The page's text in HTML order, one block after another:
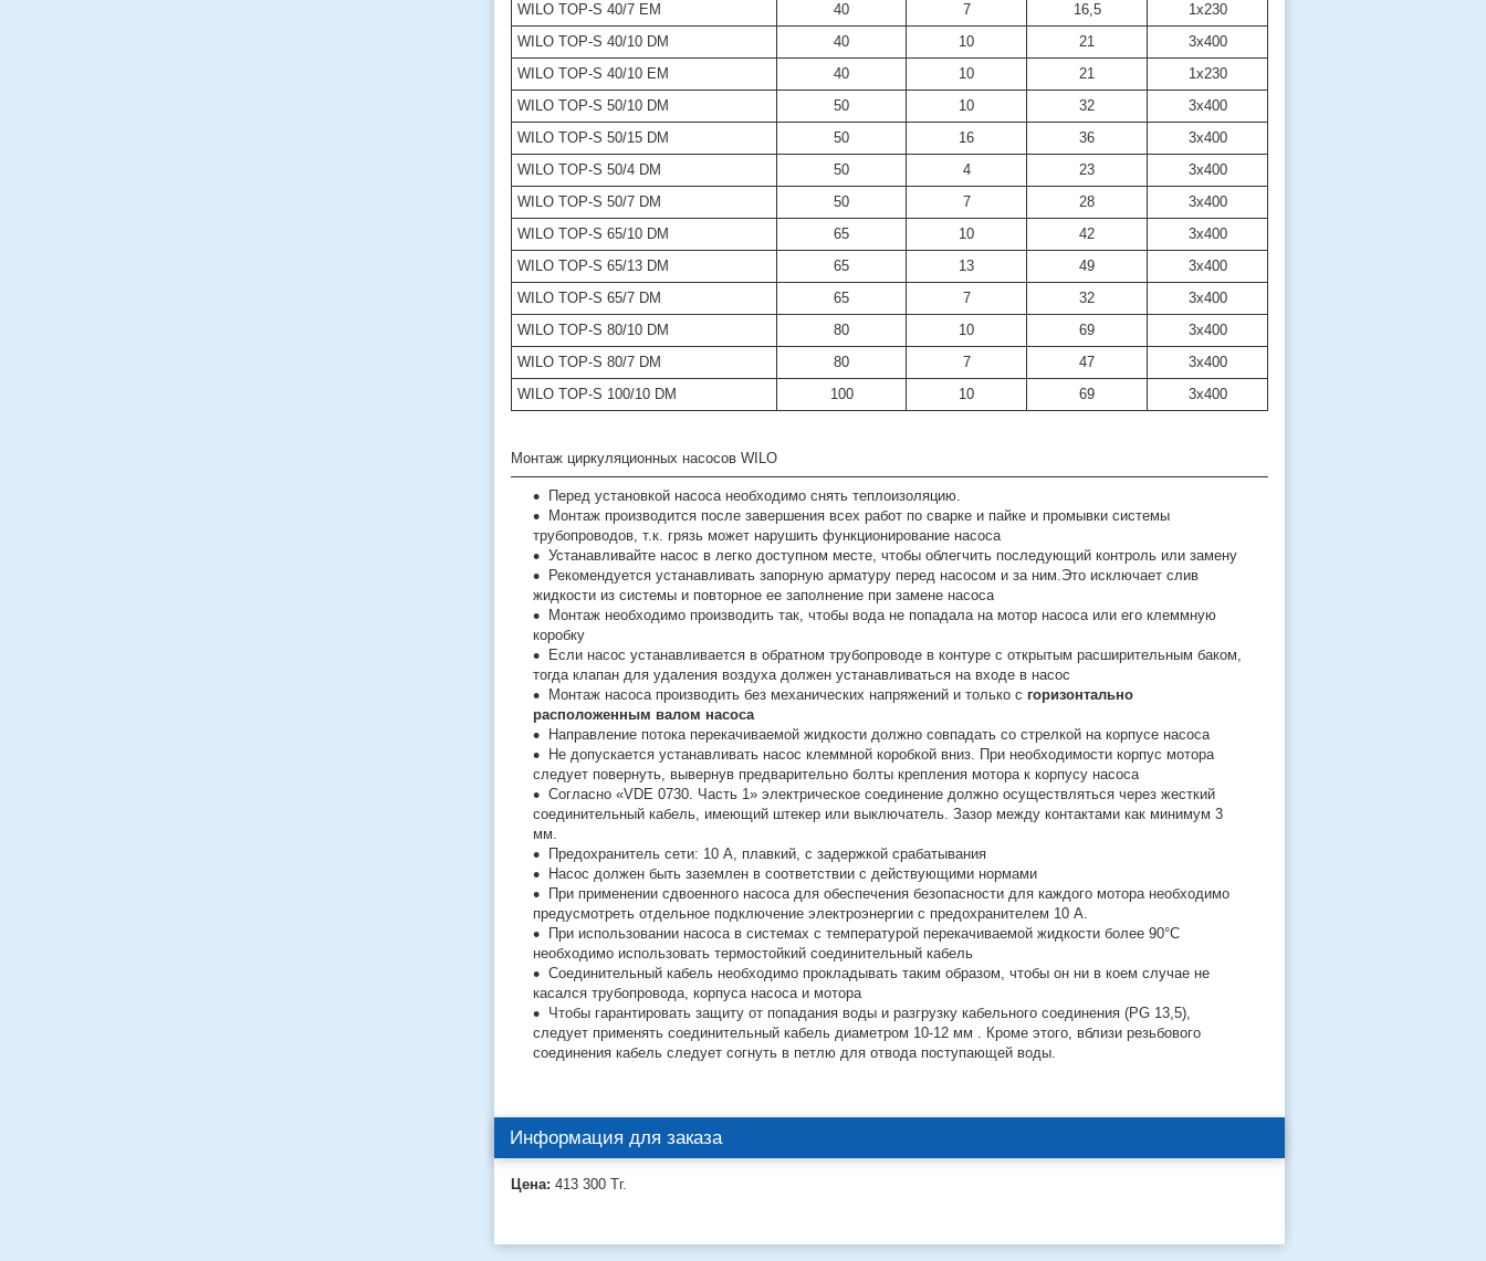
WILO TOP-S 40/7 EM
40 7 16,5
1х230
WILO TOP-S 40/10 DM
40 10 21
3х400
WILO TOP-S 40/10 EM
40 10 21
1х230
WILO TOP-S 50/10 DM
50 10 32
3х400
WILO TOP-S 50/15 DM
50 16 36
3х400
WILO TOP-S 50/4 DM
50 4 23
3х400
WILO TOP-S 50/7 DM
50 7 28
3х400
WILO TOP-S 65/10 DM
65 10 42
3х400
WILO TOP-S 65/13 DM
65 13 49
3х400
WILO TOP-S 65/7 DM
65 7 32
3х400
WILO TOP-S 80/10 DM
80 10 69
3х400
WILO TOP-S 80/7 DM
80 7 47
3х400
WILO TOP-S 100/10 DM
100 10 69 3х400
Монтаж циркуляционных насосов WILO
Перед установкой насоса необходимо снять теплоизоляцию.
Монтаж производится после завершения всех работ по сварке и пайке и промывки системы
трубопроводов, т.к. грязь может нарушить функционирование насоса
Устанавливайте насос в легко доступном месте, чтобы облегчить последующий контроль или замену
Рекомендуется устанавливать запорную арматуру перед насосом и за ним.Это исключает слив
жидкости из системы и повторное ее заполнение при замене насоса
Монтаж необходимо производить так, чтобы вода не попадала на мотор насоса или его клеммную
коробку
Если насос устанавливается в обратном трубопроводе в контуре с открытым расширительным баком,
тогда клапан для удаления воздуха должен устанавливаться на входе в насос
Монтаж насоса производить без механических напряжений и только с горизонтально
расположенным валом насоса
Направление потока перекачиваемой жидкости должно совпадать со стрелкой на корпусе насоса
Не допускается устанавливать насос клеммной коробкой вниз. При необходимости корпус мотора
следует повернуть, вывернув предварительно болты крепления мотора к корпусу насоса
Согласно «VDE 0730. Часть 1» электрическое соединение должно осуществляться через жесткий
соединительный кабель, имеющий штекер или выключатель. Зазор между контактами как минимум 3
мм.
Предохранитель сети: 10 А, плавкий, с задержкой срабатывания
Насос должен быть заземлен в соответствии с действующими нормами
При применении сдвоенного насоса для обеспечения безопасности для каждого мотора необходимо
предусмотреть отдельное подключение электроэнергии с предохранителем 10 А.
При использовании насоса в системах с температурой перекачиваемой жидкости более 90°C
необходимо использовать термостойкий соединительный кабель
Соединительный кабель необходимо прокладывать таким образом, чтобы он ни в коем случае не
касался трубопровода, корпуса насоса и мотора
Чтобы гарантировать защиту от попадания воды и разгрузку кабельного соединения (PG 13,5),
следует применять соединительный кабель диаметром 10-12 мм . Кроме этого, вблизи резьбового
соединения кабель следует согнуть в петлю для отвода поступающей воды.
Информация для заказа
Цена: 413 300 Тг.